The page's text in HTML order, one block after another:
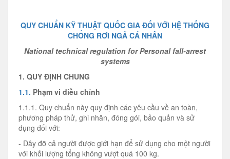
QUY CHUẨN KỸ THUẬT QUỐC GIA ĐỐI VỚI HỆ THỐNG
CHỐNG RƠI NGÃ CÁ NHÂN
National technical regulation for Personal fall-arrest
systems
1. QUY ĐỊNH CHUNG
1.1. Phạm vi điều chỉnh
1.1.1. Quy chuẩn này quy định các yêu cầu về an toàn,
phương pháp thử, ghi nhãn, đóng gói, bảo quản và sử
dụng đối với:
- Dây đỡ cả người được giới hạn để sử dụng cho một người
với khối lượng tổng không vượt quá 100 kg.